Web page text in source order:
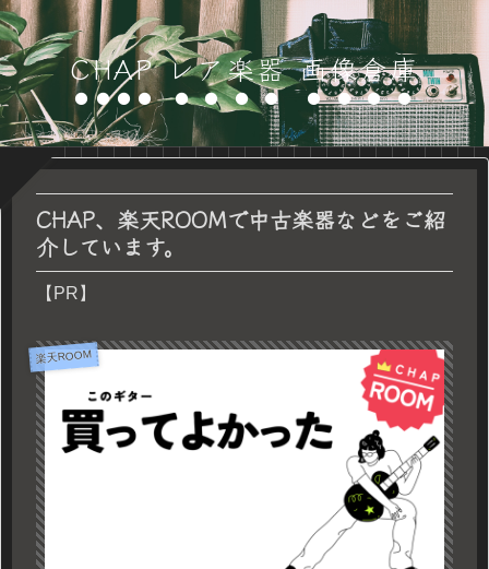
CHAP レア楽器 画像倉庫
CHAP、楽天ROOMで中古楽器などをご紹
介しています。
【PR】
楽天ROOM